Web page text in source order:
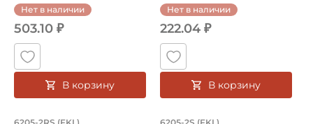
Нет в наличии
503.10 ₽
В корзину
Нет в наличии
222.04 ₽
В корзину
Подшипник 25х52х15 мм, шариковый
Подшипник